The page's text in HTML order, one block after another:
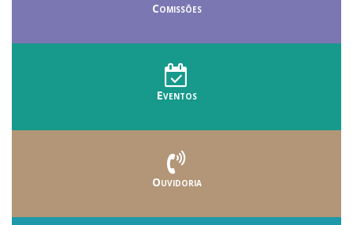
Comissões
Eventos
Ouvidoria